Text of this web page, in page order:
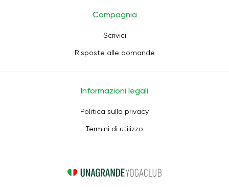
Compagnia
Scrivici
Risposte alle domande
Informazioni legali
Politica sulla privacy
Termini di utilizzo